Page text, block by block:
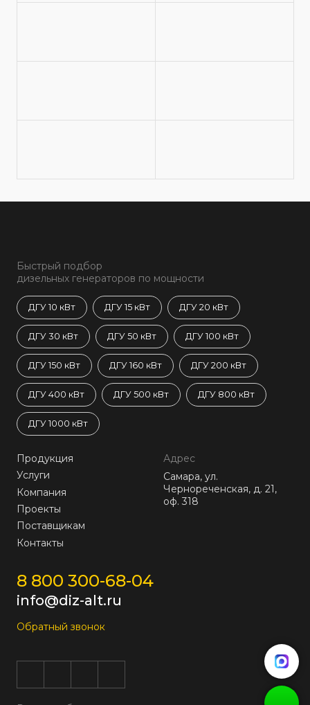
Быстрый подбор
дизельных генераторов по мощности
ДГУ 10 кВт ДГУ 15 кВт ДГУ 20 кВт
ДГУ 30 кВт ДГУ 50 кВт ДГУ 100 кВт
ДГУ 150 кВт ДГУ 160 кВт ДГУ 200 кВт
ДГУ 400 кВт ДГУ 500 кВт ДГУ 800 кВт
ДГУ 1000 кВт
Продукция
Услуги
Компания
Проекты
Поставщикам
Контакты
Адрес
Самара, ул.
Чернореченская, д. 21,
оф. 318
8 800 300-68-04
info@diz-alt.ru
Обратный звонок